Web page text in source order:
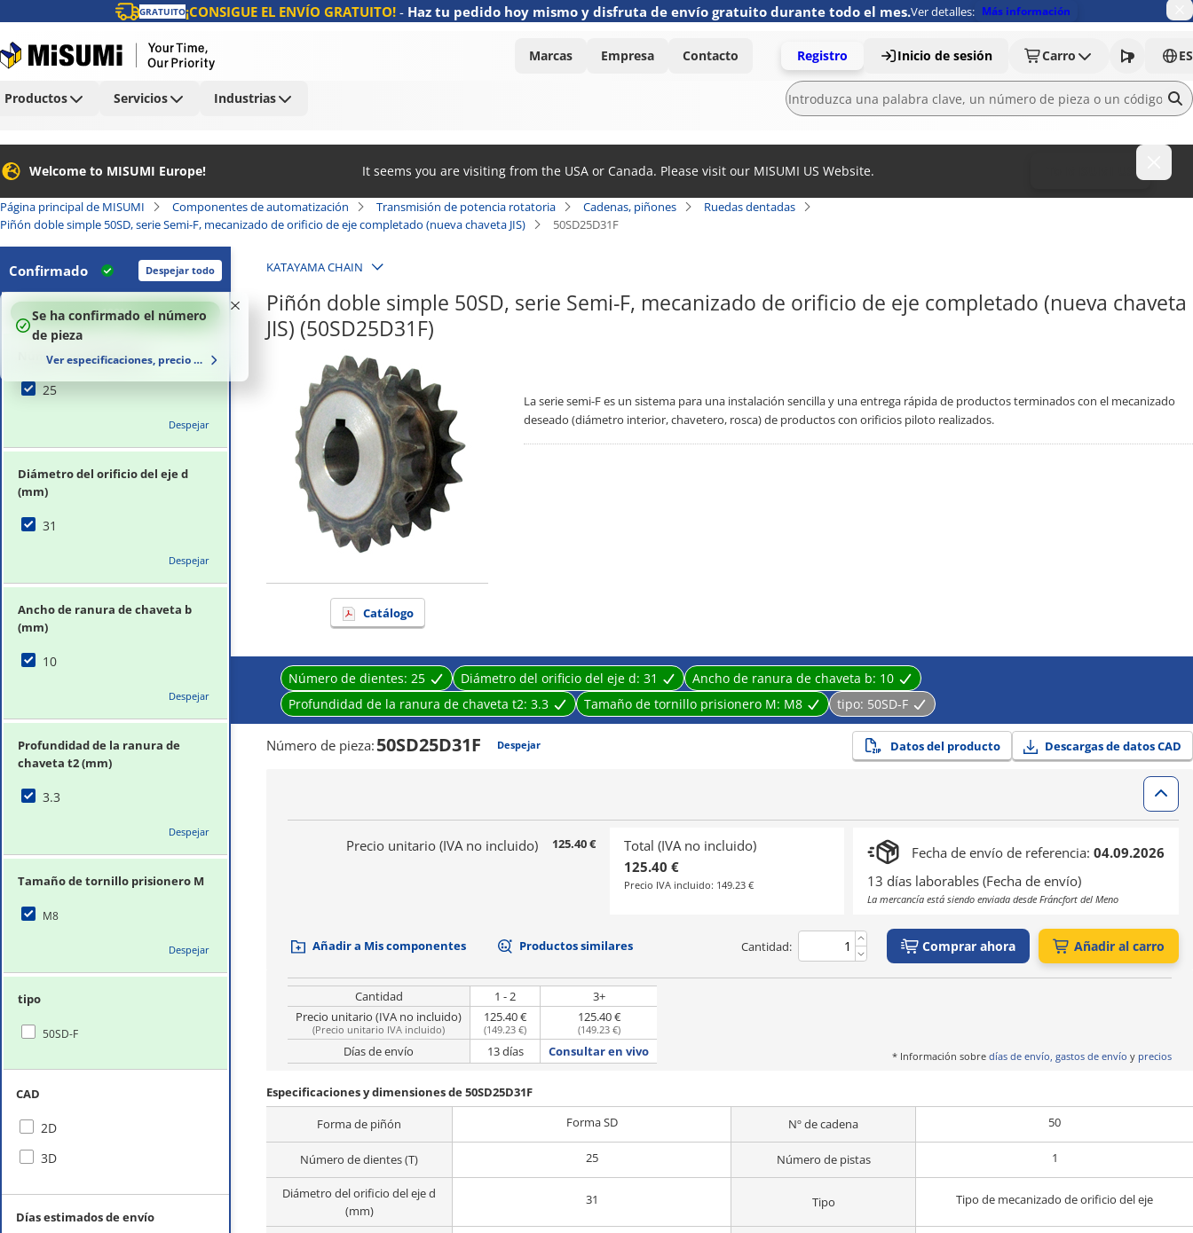
GRATUITO¡CONSIGUE EL ENVÍO GRATUITO!- Haz tu pedido hoy mismo y disfruta de envío gratuito durante todo el mes.Ver detalles: Más información
Marcas Empresa Contacto Registro Inicio de sesión Carro ES
Productos Servicios Industrias
Welcome to MISUMI Europe! It seems you are visiting from the USA or Canada. Please visit our MISUMI US Website.
Página principal de MISUMI Componentes de automatización Transmisión de potencia rotatoria Cadenas, piñones
Ruedas dentadas
Piñón doble simple 50SD, serie Semi-F, mecanizado de orificio de eje completado (nueva chaveta JIS)
50SD25D31F
Confirmado Despejar todo
100%
Se ha confirmado el número
de pieza
Ver especificaciones, precio y plazo de entrega
Número de dientes (T)
25
Despejar
Diámetro del orificio del eje d
(mm)
31
Despejar
Ancho de ranura de chaveta b
(mm)
10
Despejar
Profundidad de la ranura de
chaveta t2 (mm)
3.3
Despejar
Tamaño de tornillo prisionero M
M8
Despejar
tipo
50SD-F
CAD
2D
3D
Días estimados de envío
KATAYAMA CHAIN
Piñón doble simple 50SD, serie Semi-F, mecanizado de orificio de eje completado (nueva chaveta
JIS) (50SD25D31F)
Catálogo
La serie semi-F es un sistema para una instalación sencilla y una entrega rápida de productos terminados con el mecanizado
deseado (diámetro interior, chavetero, rosca) de productos con orificios piloto realizados.
Número de dientes: 25 Diámetro del orificio del eje d: 31 Ancho de ranura de chaveta b: 10
Profundidad de la ranura de chaveta t2: 3.3 Tamaño de tornillo prisionero M: M8 tipo: 50SD-F
Número de pieza: 50SD25D31F Despejar Datos del producto Descargas de datos CAD
Precio unitario (IVA no incluido) 125.40 €
Total (IVA no incluido)
125.40 €
Precio IVA incluido: 149.23 €
Fecha de envío de referencia: 04.09.2026
13 días laborables (Fecha de envío)
La mercancía está siendo enviada desde Fráncfort del Meno
Añadir a Mis componentes Productos similares Cantidad: Comprar ahora Añadir al carro
Cantidad 1 - 2
3+
Precio unitario (IVA no incluido)
(Precio unitario IVA incluido)
125.40 €
(149.23 €)
125.40 €
(149.23 €)
Días de envío 13 días Consultar en vivo * Información sobre días de envío, gastos de envío y precios
Especificaciones y dimensiones de 50SD25D31F
Forma de piñón
Forma SD Nº de cadena 50
Número de dientes (T) 25 Número de pistas 1
Diámetro del orificio del eje d
(mm)
31 Tipo Tipo de mecanizado de orificio del eje